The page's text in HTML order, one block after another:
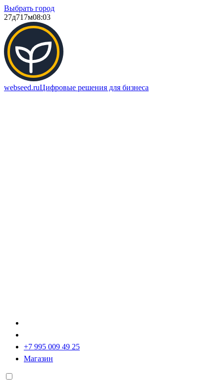
Выбрать город
27д717м08:03
webseed.ruЦифровые решения для бизнеса
+7 995 009 49 25
Магазин